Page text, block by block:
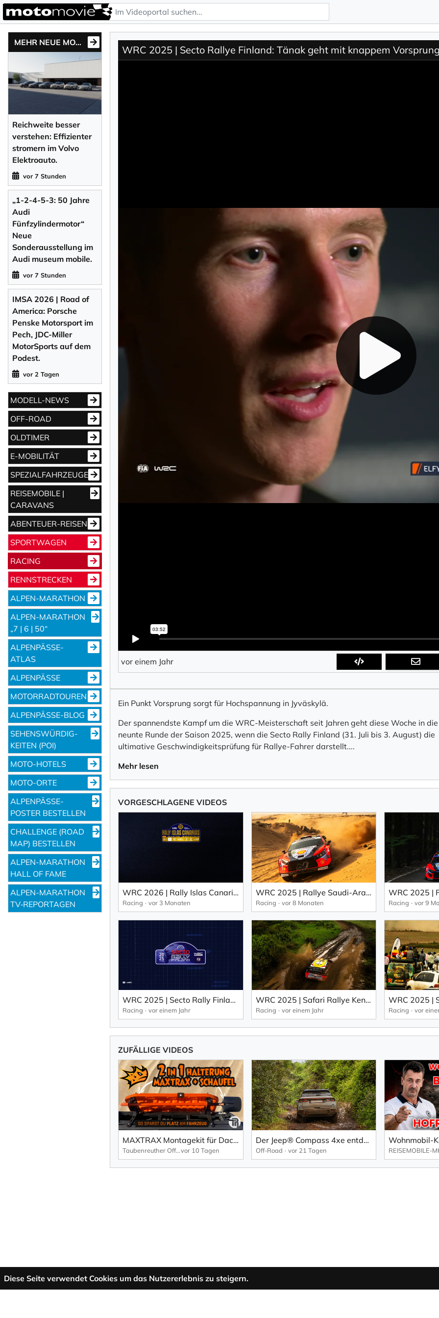
MEHR NEUE MOTONEWS
Reichweite besser
verstehen: Effizienter
stromern im Volvo
Elektroauto.
vor 7 Stunden
„1-2-4-5-3: 50 Jahre
Audi
Fünfzylindermotor“
Neue
Sonderausstellung im
Audi museum mobile.
vor 7 Stunden
IMSA 2026 | Road of
America: Porsche
Penske Motorsport im
Pech, JDC-Miller
MotorSports auf dem
Podest.
vor 2 Tagen
MODELL-NEWS
OFF-ROAD
OLDTIMER
E-MOBILITÄT
SPEZIALFAHRZEUGE
REISEMOBILE |
CARAVANS
ABENTEUER-REISEN
SPORTWAGEN
RACING
RENNSTRECKEN
ALPEN-MARATHON
ALPEN-MARATHON
„7 | 6 | 50“
ALPENPÄSSE-
ATLAS
ALPENPÄSSE
MOTORRADTOUREN
ALPENPÄSSE-BLOG
SEHENS­WÜRDIG­
KEITEN (POI)
MOTO-HOTELS
MOTO-ORTE
ALPENPÄSSE-
POSTER BESTELLEN
CHALLENGE (ROAD
MAP) BESTELLEN
ALPEN-MARATHON
HALL OF FAME
ALPEN-MARATHON
TV‑REPORTAGEN
WRC 2025 | Secto Rallye Finland: Tänak geht mit knappem
vor einem Jahr
Ein Punkt Vorsprung sorgt für Hochspannung in Jyväskylä.
Der spannendste Kampf um die WRC-Meisterschaft seit Jahren geht diese Woche in die
neunte Runde der Saison 2025, wenn die Secto Rally Finland (31. Juli bis 3. August) die
ultimative Geschwindigkeitsprüfung für Rallye-Fahrer darstellt....
Mehr lesen
VORGESCHLAGENE VIDEOS
WRC 2026 | Rally Islas Canarias: Trailer, 23. - 26.4.2026 (EN).
Racing vor 3 Monaten
WRC 2025 | Rallye Saudi-Arabien: Fourmaux führt, Ogier kommt dem titel näher.
Racing vor 8 Monaten Racing vor 9
WRC 2025 | Secto Rally Finland – Start: 31. Juli (Trailer).
Racing vor einem Jahr
WRC 2025 | Safari Rallye Kenya, Shakedown: Auftakt zur Sand-Rallye (EN).
Racing vor einem Jahr Racing vor
ZUFÄLLIGE VIDEOS
MAXTRAX Montagekit für Dachgepäckträger, seitlich + Schaufel Halterung
Taubenreuther Offroadvor 10 Tagen
Der Jeep® Compass 4xe entdeckt Orte, die andere Fahrzeuge nicht erreichen können
Off-Road vor 21 Tagen
Ich willige in den Empfang des Newsletters ein, den ich jederzeit mit dem Link
abbestellen kann.
Newsletter abonnieren
Diese Seite verwendet Cookies um das Nutzererlebnis zu steigern.